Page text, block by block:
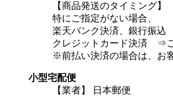
【商品発送のタイミング】
特にご指定がない場合、
楽天バンク決済、銀行振込
クレジットカード決済 ⇒ご
※前払い決済の場合は、お
小型宅配便
【業者】 日本郵便